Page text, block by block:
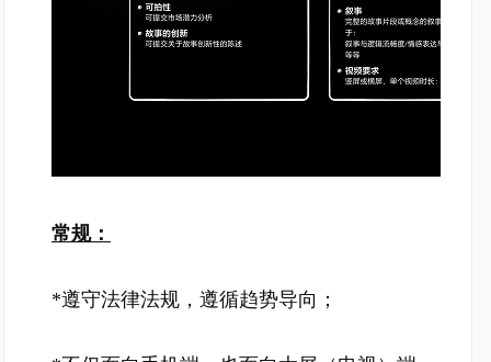
常规：
*遵守法律法规，遵循趋势导向；